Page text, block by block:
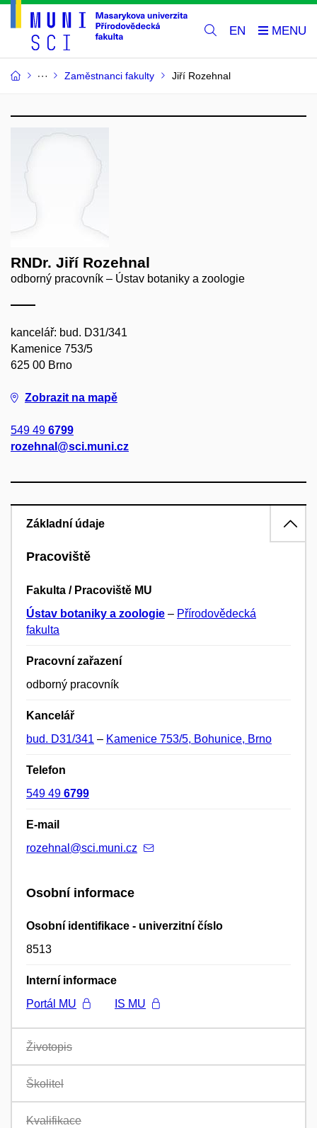
EN
Zaměstnanci fakulty Jiří Rozehnal
RNDr. Jiří Rozehnal
odborný pracovník – Ústav botaniky a zoologie
kancelář: bud. D31/341
Kamenice 753/5
625 00 Brno
Zobrazit na mapě
549 49 6799
rozehnal@sci.muni.cz
Základní údaje
Pracoviště
Fakulta / Pracoviště MU
Ústav botaniky a zoologie – Přírodovědecká
fakulta
Pracovní zařazení
odborný pracovník
Kancelář
bud. D31/341 – Kamenice 753/5, Bohunice, Brno
Telefon
549 49 6799
E-mail
rozehnal@sci.muni.cz
Osobní informace
Osobní identifikace - univerzitní číslo
8513
Interní informace
Portál MU
IS MU
Životopis
Školitel
Kvalifikace